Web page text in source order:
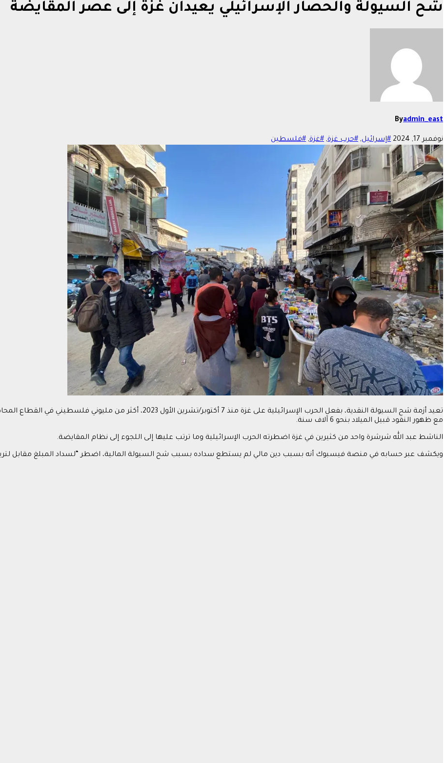
شح السيولة والحصار الإسرائيلي يعيدان غزة إلى عصر المقايضة
Byadmin_east
نوفمبر 17, 2024 #إسرائيل, #حرب غزة, #غزة, #فلسطين
تعيد أزمة شح السيولة النقدية، بفعل الحرب الإسرائيلية على غزة منذ 7 أكتوبر/
مع ظهور النقود قبيل الميلاد بنحو 6 آلاف سنة.
الناشط عبد الله شرشرة واحد من كثيرين في غزة اضطرته الحرب الإسرائيلية وما ترتب عليها إلى اللجوء إلى نظام المقايضة.
ويكشف عبر حسابه في منصة فيسبوك أنه بسبب دين مالي لم يستطع سداده بسبب شح السيولة المالية، اضطر “لسداد المبلغ مقابل